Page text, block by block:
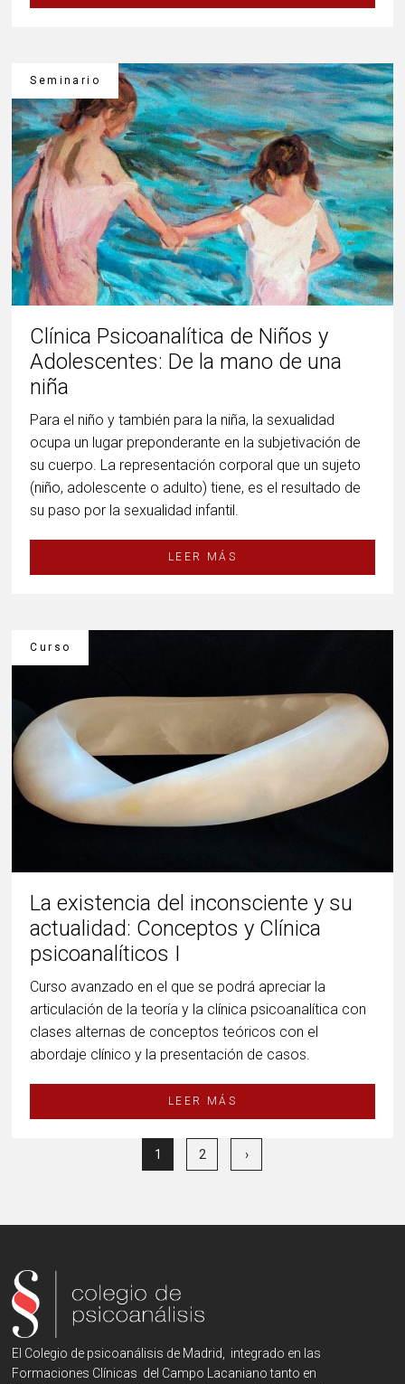
Seminario
Clínica Psicoanalítica de Niños y
Adolescentes: De la mano de una
niña
Para el niño y también para la niña, la sexualidad
ocupa un lugar preponderante en la subjetivación de
su cuerpo. La representación corporal que un sujeto
(niño, adolescente o adulto) tiene, es el resultado de
su paso por la sexualidad infantil.
LEER MÁS
Curso
La existencia del inconsciente y su
actualidad: Conceptos y Clínica
psicoanalíticos I
Curso avanzado en el que se podrá apreciar la
articulación de la teoría y la clínica psicoanalítica con
clases alternas de conceptos teóricos con el
abordaje clínico y la presentación de casos.
LEER MÁS
1 2 ›
El Colegio de psicoanálisis de Madrid, integrado en las
Formaciones Clínicas del Campo Lacaniano tanto en